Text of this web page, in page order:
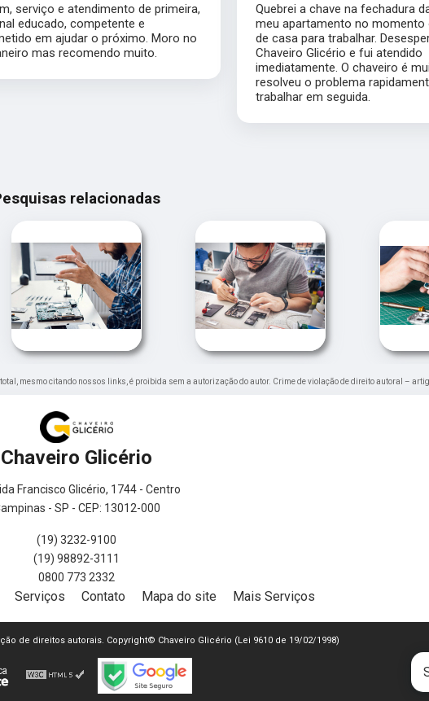
serviço e atendimento de primeira,
educado, competente e
em ajudar o próximo. Moro no
mas recomendo muito.
Quebrei a chave na fechadura
meu apartamento no momento
de casa para trabalhar.
Chaveiro Glicério e fui atendido
imediatamente. O chaveiro é
resolveu o problema
trabalhar em seguida.
relacionadas
mesmo citando nossos links, é proibida sem a autorização do autor. Crime de violação de direito autoral –
Chaveiro Glicério
Francisco Glicério, 1744 - Centro
- SP - CEP: 13012-000
(19) 3232-9100
(19) 98892-3111
0800 773 2332
Serviços Contato Mapa do site Mais Serviços
de direitos autorais. Copyright© Chaveiro Glicério (Lei 9610 de 19/02/1998)